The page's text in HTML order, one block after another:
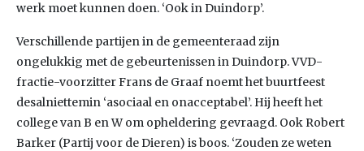
werk moet kunnen doen. ‘Ook in Duindorp’.
Verschillende partijen in de gemeenteraad zijn
ongelukkig met de gebeurtenissen in Duindorp. VVD-
fractie-voorzitter Frans de Graaf noemt het buurtfeest
desalniettemin ‘asociaal en onacceptabel’. Hij heeft het
college van B en W om opheldering gevraagd. Ook Robert
Barker (Partij voor de Dieren) is boos. ‘Zouden ze weten